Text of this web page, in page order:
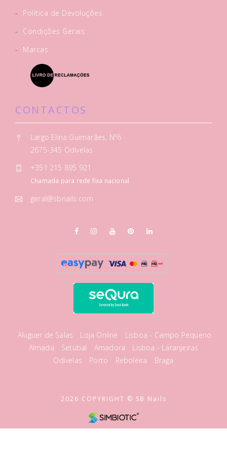
-
Política de Devoluções
-
Condições Gerais
-
Marcas
CONTACTOS
Largo Elina Guimarães, Nº6
2675-345 Odivelas
+351 215 895 921
Chamada para rede fixa nacional
geral@sbnails.com
Aluguer de Salas Loja Online
Lisboa - Campo Pequeno
Almada
Setúbal Amadora
Lisboa - Laranjeiras
Odivelas
Porto Reboleira Braga
2026 COPYRIGHT © SB Nails